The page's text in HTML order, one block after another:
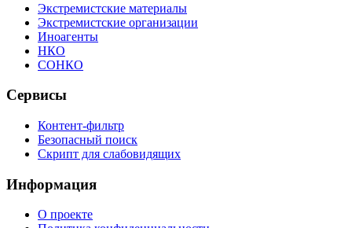
Экстремистские материалы
Экстремистские организации
Иноагенты
НКО
СОНКО
Сервисы
Контент-фильтр
Безопасный поиск
Скрипт для слабовидящих
Информация
О проекте